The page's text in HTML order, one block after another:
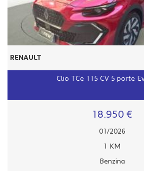
RENAULT
Clio TCe 115 CV 5 porte
18.950 €
01/2026
1 KM
Benzina